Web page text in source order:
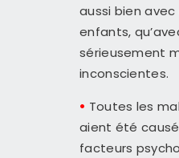
aussi bien
enfants,
sérieusement
inconscientes.
• Toutes les
aient été
facteurs